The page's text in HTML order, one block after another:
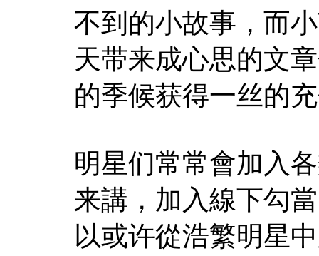
不到的小故事，而
天带来成心思的文
的季候获得一丝的
明星们常常會加入
来講，加入線下勾
以或许從浩繁明星